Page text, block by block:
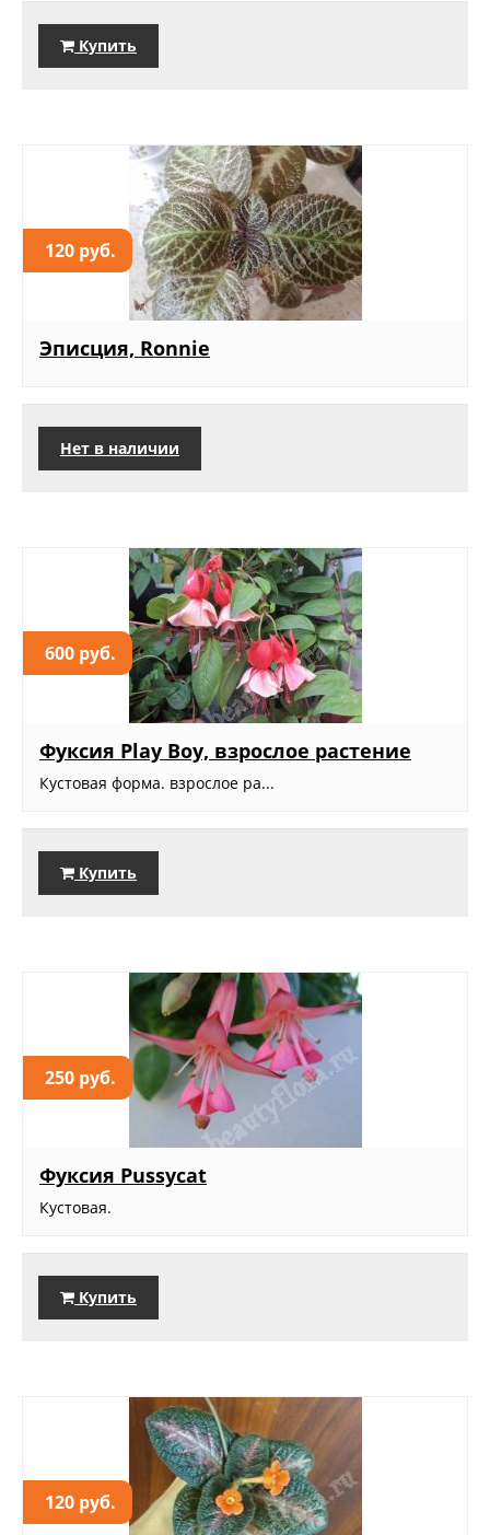
Купить
120 руб.
Эписция, Ronnie
Нет в наличии
600 руб.
Фуксия Play Boy, взрослое растение
Кустовая форма. взрослое ра...
Купить
250 руб.
Фуксия Pussycat
Кустовая.
Купить
120 руб.